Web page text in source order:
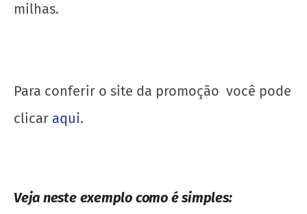
milhas.
Para conferir o site da promoção você pode
clicar aqui.
Veja neste exemplo como é simples: